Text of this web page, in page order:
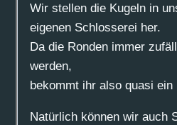
Wir stellen die Kugeln in
eigenen Schlosserei her.
Da die Ronden immer
werden,
bekommt ihr also quasi ein
Natürlich können wir auch